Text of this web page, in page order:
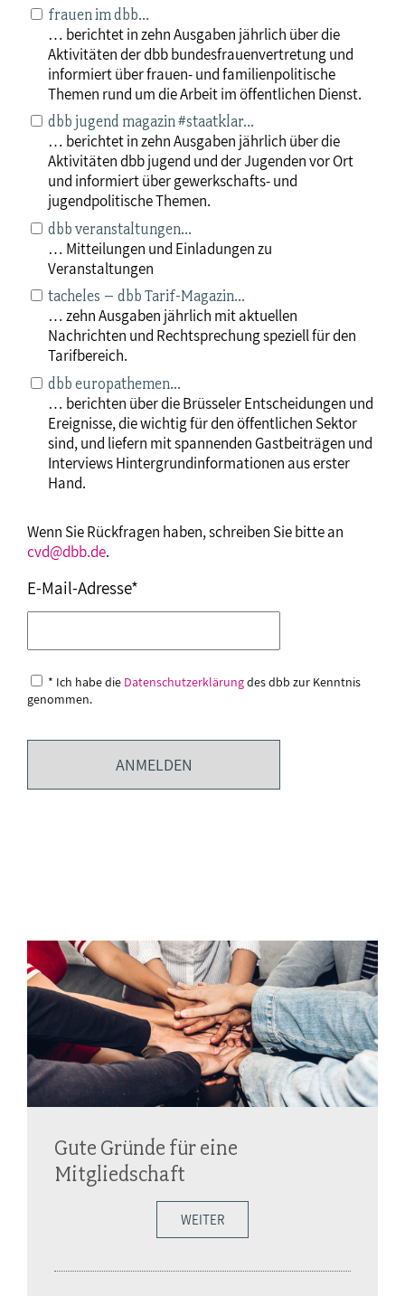
frauen im dbb…
… berichtet in zehn Ausgaben jährlich über die
Aktivitäten der dbb bundesfrauenvertretung und
informiert über frauen- und familienpolitische
Themen rund um die Arbeit im öffentlichen Dienst.
dbb jugend magazin #staatklar…
… berichtet in zehn Ausgaben jährlich über die
Aktivitäten dbb jugend und der Jugenden vor Ort
und informiert über gewerkschafts- und
jugendpolitische Themen.
dbb veranstaltungen…
… Mitteilungen und Einladungen zu
Veranstaltungen
tacheles – dbb Tarif-Magazin…
… zehn Ausgaben jährlich mit aktuellen
Nachrichten und Rechtsprechung speziell für den
Tarifbereich.
dbb europathemen…
… berichten über die Brüsseler Entscheidungen und
Ereignisse, die wichtig für den öffentlichen Sektor
sind, und liefern mit spannenden Gastbeiträgen und
Interviews Hintergrundinformationen aus erster
Hand.
Wenn Sie Rückfragen haben, schreiben Sie bitte an
cvd@dbb.de.
E-Mail-Adresse*
* Ich habe die Datenschutzerklärungdes dbb zur Kenntnis
genommen.
Gute Gründe für eine
Mitgliedschaft
WEITER